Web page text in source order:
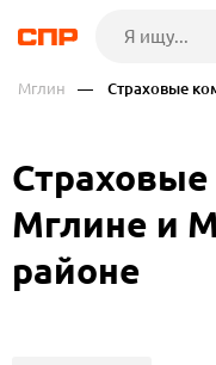
Мглин — Страховые
Мглине и
районе